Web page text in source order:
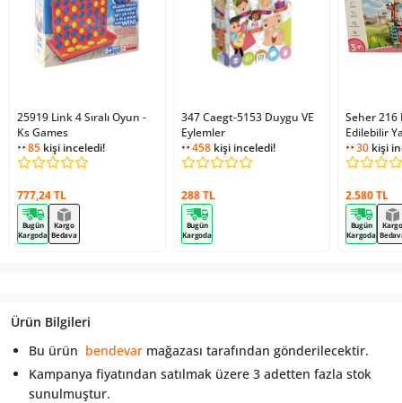
25919 Link 4 Sıralı Oyun -
Ks Games
85 kişi inceledi!
777,24 TL
Bugün
Kargoda
Kargo
Bedava
347 Caegt-5153 Duygu VE
Eylemler
458 kişi inceledi!
288 TL
Bugün
Kargoda
Seher 216
Edilebilir
30 kişi
2.580 TL
Bugün
Kargoda
Kargo
Ürün Bilgileri
Bu ürün bendevar mağazası tarafından gönderilecektir.
Kampanya fiyatından satılmak üzere 3 adetten fazla stok
sunulmuştur.